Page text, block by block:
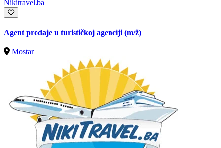
Nikitravel.ba
Agent prodaje u turističkoj agenciji (m/ž)
Mostar